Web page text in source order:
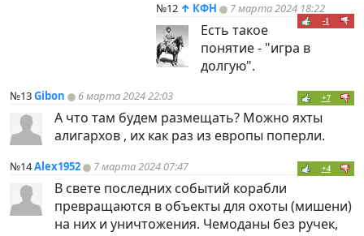
№12 ↑ КФН 7 марта 2024 18:22
-1
Есть такое
понятие - "игра в
долгую".
№13Gibon 6 марта 2024 22:03 +7
А что там будем размещать? Можно яхты
алигархов , их как раз из европы поперли.
№14Alex1952 7 марта 2024 07:47 +4
В свете последних событий корабли
превращаются в объекты для охоты (мишени)
на них и уничтожения. Чемоданы без ручек,